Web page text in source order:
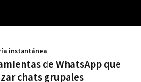
de WhatsApp que
chats grupales
instantánea